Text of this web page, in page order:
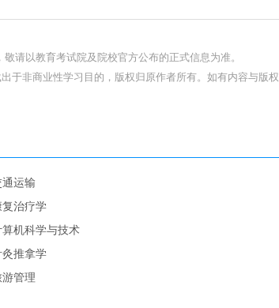
请以教育考试院及院校官方公布的正式信息为准。
于非商业性学习目的，版权归原作者所有。如有内容与版权
通运输
复治疗学
算机科学与技术
灸推拿学
游管理